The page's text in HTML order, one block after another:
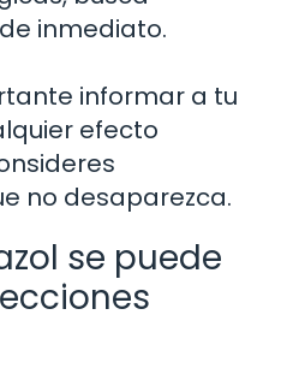
inmediato.
informar a tu
efecto
no desaparezca.
se puede